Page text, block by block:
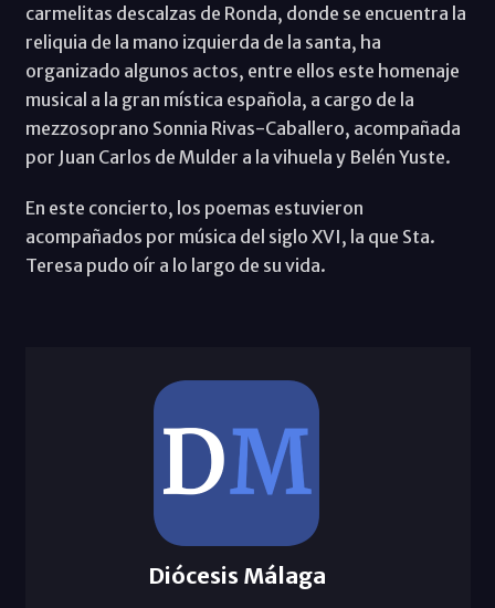
carmelitas descalzas de Ronda, donde se encuentra la
reliquia de la mano izquierda de la santa, ha
organizado algunos actos, entre ellos este homenaje
musical a la gran mística española, a cargo de la
mezzosoprano Sonnia Rivas-Caballero, acompañada
por Juan Carlos de Mulder a la vihuela y Belén Yuste.
En este concierto, los poemas estuvieron
acompañados por música del siglo XVI, la que Sta.
Teresa pudo oír a lo largo de su vida.
Diócesis Málaga